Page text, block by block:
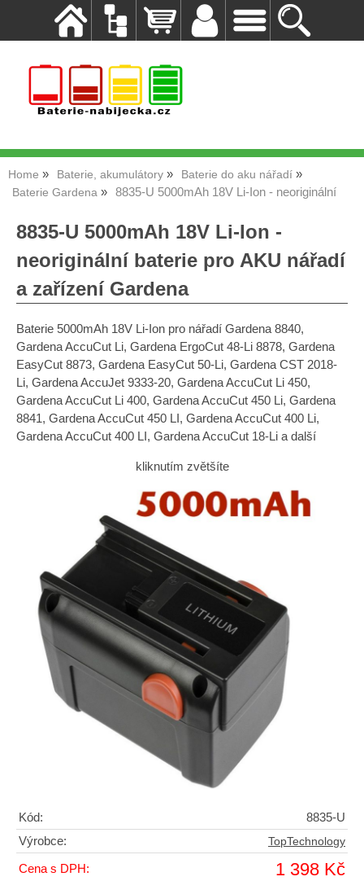
Home Baterie, akumulátory
Baterie do aku nářadí
Baterie Gardena
8835-U 5000mAh 18V Li-Ion - neoriginální
8835-U 5000mAh 18V Li-Ion -
neoriginální baterie pro AKU nářadí
a zařízení Gardena
Baterie 5000mAh 18V Li-Ion pro nářadí Gardena 8840,
Gardena AccuCut Li, Gardena ErgoCut 48-Li 8878, Gardena
EasyCut 8873, Gardena EasyCut 50-Li, Gardena CST 2018-
Li, Gardena AccuJet 9333-20, Gardena AccuCut Li 450,
Gardena AccuCut Li 400, Gardena AccuCut 450 Li, Gardena
8841, Gardena AccuCut 450 LI, Gardena AccuCut 400 Li,
Gardena AccuCut 400 LI, Gardena AccuCut 18-Li a další
kliknutím zvětšíte
Kód:
8835-U
Výrobce:
TopTechnology
Cena s DPH: 1 398 Kč